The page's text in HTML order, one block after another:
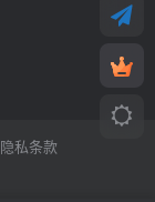
隐私条款